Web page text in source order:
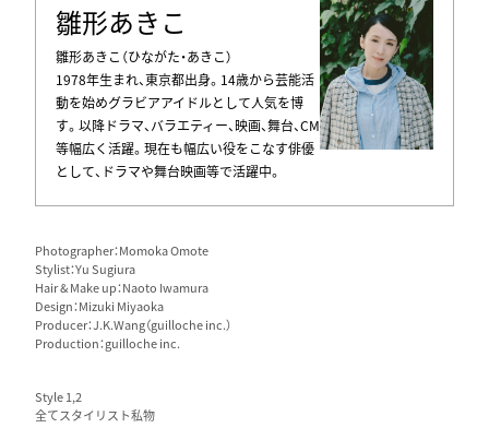
雛形あきこ
雛形あきこ（ひながた・あきこ）
1978年生まれ、東京都出身。14歳から芸能活
動を始めグラビアアイドルとして人気を博
す。以降ドラマ、バラエティー、映画、舞台、CM
等幅広く活躍。現在も幅広い役をこなす俳優
として、ドラマや舞台映画等で活躍中。
Photographer：Momoka Omote
Stylist：Yu Sugiura
Hair & Make up：Naoto Iwamura
Design：Mizuki Miyaoka
Producer：J.K.Wang（guilloche inc.）
Production：guilloche inc.
Style 1,2
全てスタイリスト私物